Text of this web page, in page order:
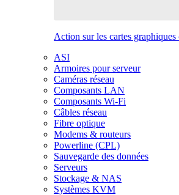
Action sur les cartes
ASI
Armoires pour serveur
Caméras réseau
Composants LAN
Composants Wi-Fi
Câbles réseau
Fibre optique
Modems & routeurs
Powerline (CPL)
Sauvegarde des données
Serveurs
Stockage & NAS
Systèmes KVM